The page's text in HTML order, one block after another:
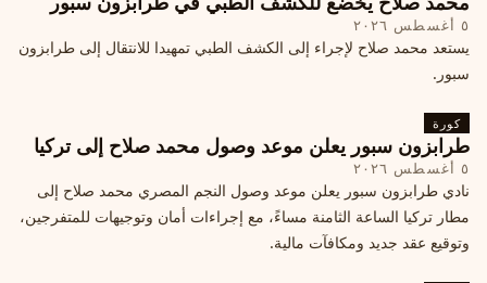
٥ أغسطس ٢٠٢٦
يستعد محمد صلاح لإجراء إلى الكشف الطبي تمهيدا للانتقال إلى طرابزون
سبور.
كورة
طرابزون سبور يعلن موعد وصول محمد صلاح إلى تركيا
٥ أغسطس ٢٠٢٦
نادي طرابزون سبور يعلن موعد وصول النجم المصري محمد صلاح إلى
مطار تركيا الساعة الثامنة مساءً، مع إجراءات أمان وتوجيهات للمتفرجين،
وتوقيع عقد جديد ومكافآت مالية.